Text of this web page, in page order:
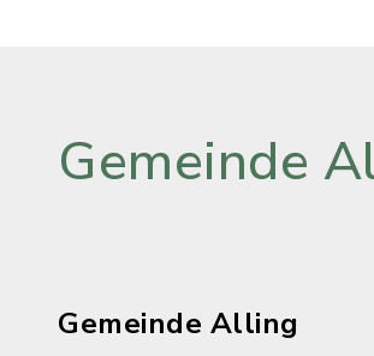
Gemeinde
Gemeinde Alling